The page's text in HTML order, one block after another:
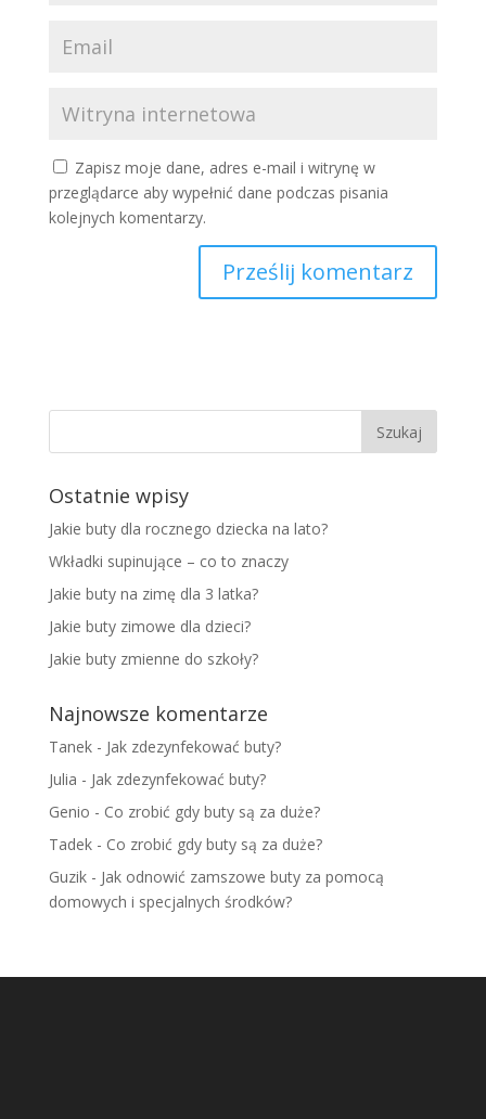
Zapisz moje dane, adres e-mail i witrynę w
przeglądarce aby wypełnić dane podczas pisania
kolejnych komentarzy.
Ostatnie wpisy
Jakie buty dla rocznego dziecka na lato?
Wkładki supinujące – co to znaczy
Jakie buty na zimę dla 3 latka?
Jakie buty zimowe dla dzieci?
Jakie buty zmienne do szkoły?
Najnowsze komentarze
Tanek- Jak zdezynfekować buty?
Julia - Jak zdezynfekować buty?
Genio - Co zrobić gdy buty są za duże?
Tadek- Co zrobić gdy buty są za duże?
Guzik- Jak odnowić zamszowe buty za pomocą
domowych i specjalnych środków?